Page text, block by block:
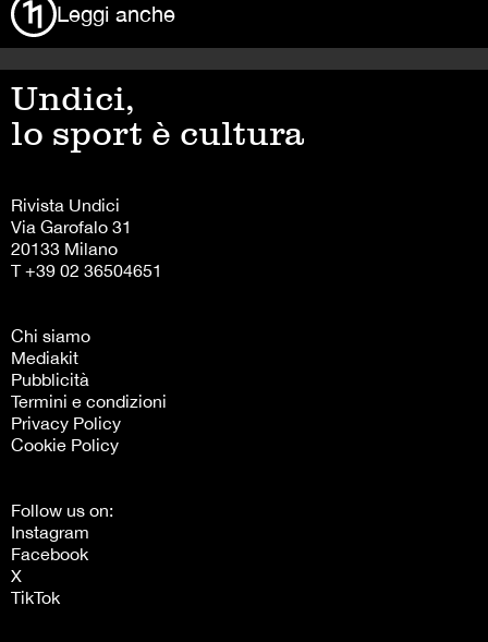
Leggi anche
Undici,
lo sport è cultura
Rivista Undici
Via Garofalo 31
20133 Milano
T +39 02 36504651
Chi siamo
Mediakit
Pubblicità
Termini e condizioni
Privacy Policy
Cookie Policy
Follow us on:
Instagram
Facebook
X
TikTok